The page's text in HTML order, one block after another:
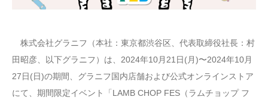
株式会社グラニフ（本社：東京都渋谷区、代表取締役社長：村
田昭彦、以下グラニフ）は、2024年10月21日(月)〜2024年10月
27日(日)の期間、グラニフ国内店舗および公式オンラインストア
にて、期間限定イベント「LAMB CHOP FES（ラムチョップ フ